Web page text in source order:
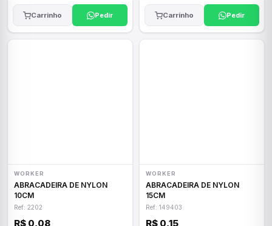
Carrinho Pedir Carrinho Pedir
WORKER
ABRACADEIRA DE NYLON
10CM
Ref: 2202
R$ 0,08
WORKER
ABRACADEIRA DE NYLON
15CM
Ref: 149403
R$ 0,15